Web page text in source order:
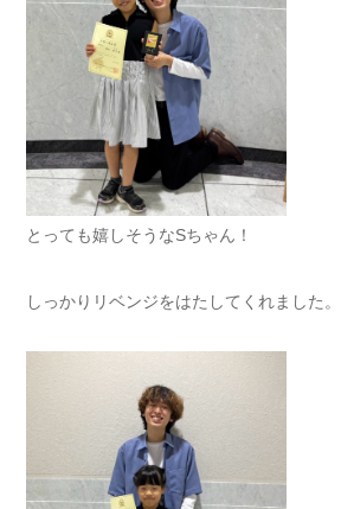
とっても嬉しそうなSちゃん！
しっかりリベンジをはたしてくれました。